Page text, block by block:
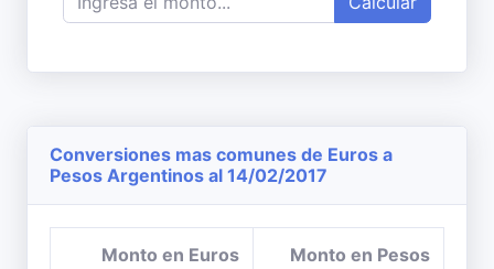
Conversiones mas comunes de Euros a
Pesos Argentinos al 14/02/2017
Monto en Euros
Monto en Pesos